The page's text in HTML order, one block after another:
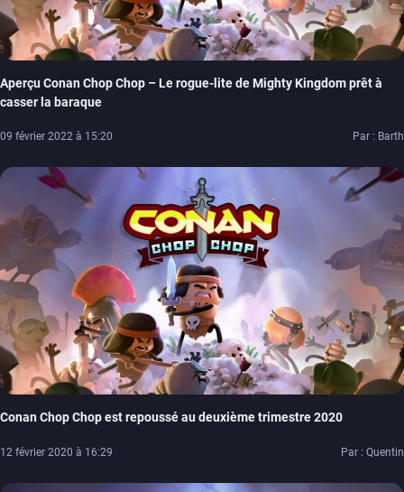
Aperçu Conan Chop Chop – Le rogue-lite de Mighty Kingdom prêt à
casser la baraque
09 février 2022 à 15:20 Par : Barth
Conan Chop Chop est repoussé au deuxième trimestre 2020
12 février 2020 à 16:29 Par : Quentin